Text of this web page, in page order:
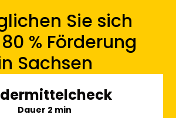
Sie sich
% Förderung
Sachsen